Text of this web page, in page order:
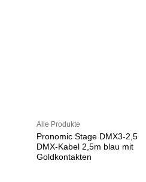
Alle Produkte
Pronomic Stage DMX3-2,5
DMX-Kabel 2,5m blau mit
Goldkontakten